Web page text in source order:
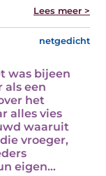
Lees meer >
netgedicht
was bijeen
als een
het
alles vies
waaruit
vroeger,
eigen…